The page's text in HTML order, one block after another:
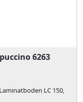
6263
LC 150,